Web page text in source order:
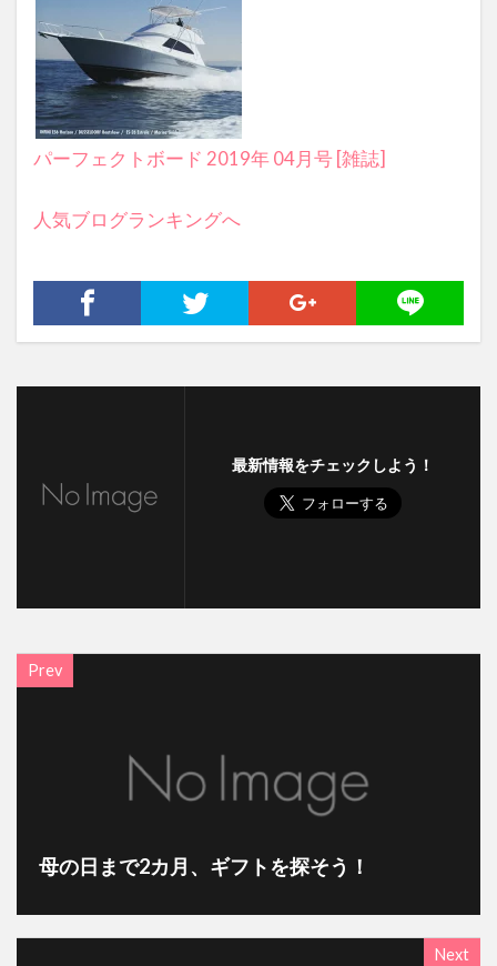
パーフェクトボード 2019年 04月号 [雑誌]
人気ブログランキングへ
最新情報をチェックしよう！
Prev
母の日まで2カ月、ギフトを探そう！
Next